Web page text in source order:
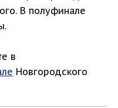
В полуфинале
в
Новгородского